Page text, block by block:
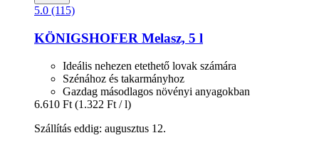
5.0 (115)
KÖNIGSHOFER Melasz, 5 l
Ideális nehezen etethető lovak számára
Szénához és takarmányhoz
Gazdag másodlagos növényi anyagokban
6.610 Ft (1.322 Ft / l)
Szállítás eddig: augusztus 12.